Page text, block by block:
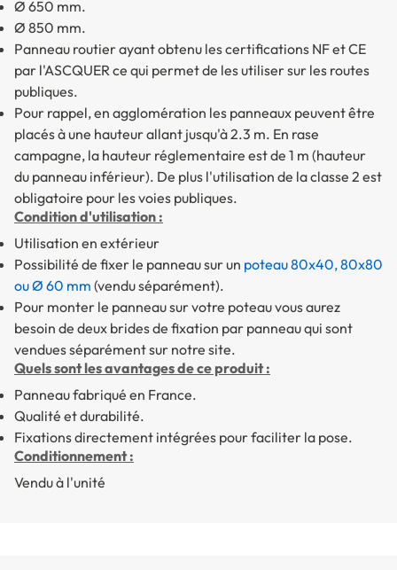
Ø 650 mm.
Ø 850 mm.
Panneau routier ayant obtenu les certifications NF et CE
par l'ASCQUER ce qui permet de les utiliser sur les routes
publiques.
Pour rappel, en agglomération les panneaux peuvent être
placés à une hauteur allant jusqu'à 2.3 m. En rase
campagne, la hauteur réglementaire est de 1 m (hauteur
du panneau inférieur). De plus l'utilisation de la classe 2 est
obligatoire pour les voies publiques.
Condition d'utilisation :
Utilisation en extérieur
Possibilité de fixer le panneau sur un poteau 80x40, 80x80
ou Ø 60 mm (vendu séparément).
Pour monter le panneau sur votre poteau vous aurez
besoin de deux brides de fixation par panneau qui sont
vendues séparément sur notre site.
Quels sont les avantages de ce produit :
Panneau fabriqué en France.
Qualité et durabilité.
Fixations directement intégrées pour faciliter la pose.
Conditionnement :
Vendu à l'unité